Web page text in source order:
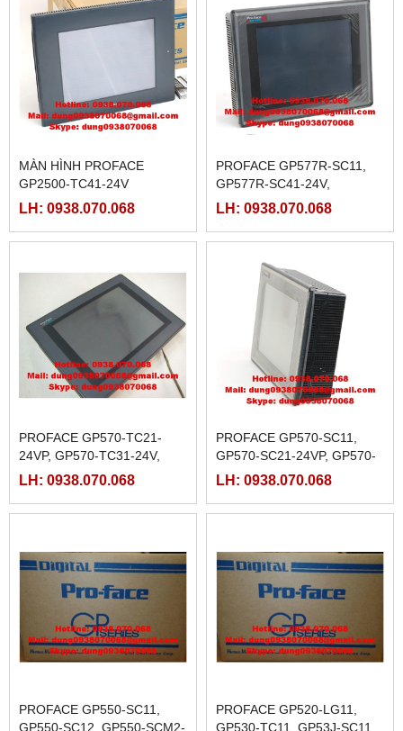
MÀN HÌNH PROFACE
GP2500-TC41-24V
LH: 0938.070.068
PROFACE GP577R-SC11,
GP577R-SC41-24V,
GP577R-TC11, GP577R-
LH: 0938.070.068
PROFACE GP570-TC21-
24VP, GP570-TC31-24V,
GP570-TV11, GP571-TC11
LH: 0938.070.068
PROFACE GP570-SC11,
GP570-SC21-24VP, GP570-
SC31-24V, GP570-TC11
LH: 0938.070.068
PROFACE GP550-SC11,
GP550-SC12, GP550-SCM2-
PROFACE GP520-LG11,
GP530-TC11, GP53J-SC11,